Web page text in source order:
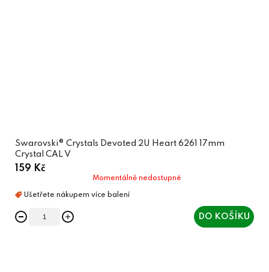
Swarovski® Crystals Devoted 2U Heart 6261 17mm
Crystal CAL V
159 Kč
Momentálně nedostupné
DO KOŠÍKU